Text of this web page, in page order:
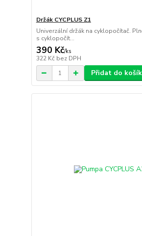
Držák CYCPLUS Z1
Univerzální držák na cyklopočítač.
s cyklopočít...
390 Kč/ks
322 Kč bez DPH
Přidat do